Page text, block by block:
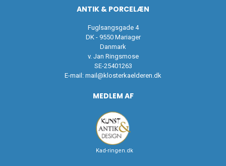
ANTIK & PORCELÆN
Fuglsangsgade 4
DK - 9550 Mariager
Danmark
v. Jan Ringsmose
SE-25401263
E-mail: mail@klosterkaelderen.dk
MEDLEM AF
Kad-ringen.dk